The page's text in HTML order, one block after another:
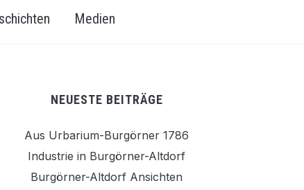
Medien
NEUESTE BEITRÄGE
Aus Urbarium-Burgörner 1786
Industrie in Burgörner-Altdorf
Burgörner-Altdorf Ansichten